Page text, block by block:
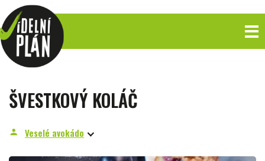
ŠVESTKOVÝ KOLÁČ
person Veselé avokádo